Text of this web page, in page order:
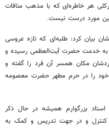
هر خاطره‌ای که با مذهب منافات
مورد درست نیست.
بیان کرد: طلبه‌ای که تازه عروسی
خدمت حضرت آیت‌العظمی رسیده و
مکان همسر آن فرد را گفته و
را در حرم مطهر حضرت معصومه
بزرگوارم همیشه در حال ذکر
کنترل و در جهت تدریس و کمک به